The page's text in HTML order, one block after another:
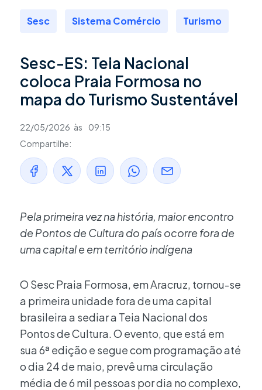
Sesc Sistema Comércio Turismo
Sesc-ES: Teia Nacional
coloca Praia Formosa no
mapa do Turismo Sustentável
22/05/2026 às
09:15
Compartilhe:
Pela primeira vez na história, maior encontro
de Pontos de Cultura do país ocorre fora de
uma capital e em território indígena
O Sesc Praia Formosa, em Aracruz, tornou-se
a primeira unidade fora de uma capital
brasileira a sediar a Teia Nacional dos
Pontos de Cultura. O evento, que está em
sua 6ª edição e segue com programação até
o dia 24 de maio, prevê uma circulação
média de 6 mil pessoas por dia no complexo,